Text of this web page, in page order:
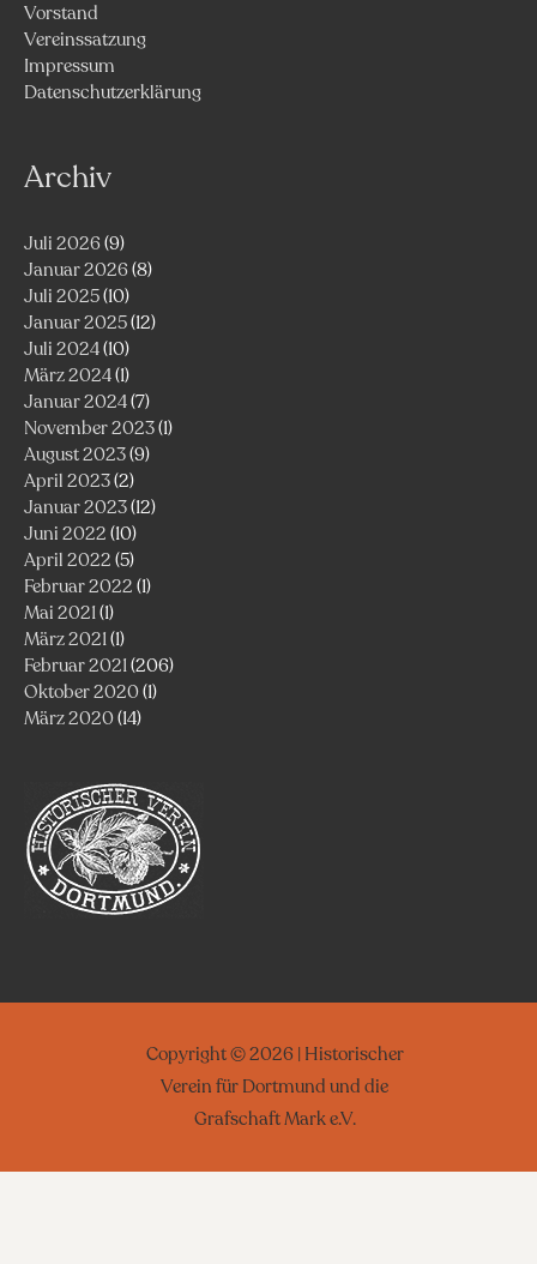
Vorstand
Vereinssatzung
Impressum
Datenschutzerklärung
Archiv
Juli 2026(9)
Januar 2026(8)
Juli 2025(10)
Januar 2025(12)
Juli 2024(10)
März 2024(1)
Januar 2024(7)
November 2023(1)
August 2023(9)
April 2023(2)
Januar 2023(12)
Juni 2022 (10)
April 2022 (5)
Februar 2022 (1)
Mai 2021(1)
März 2021(1)
Februar 2021(206)
Oktober 2020(1)
März 2020(14)
Copyright © 2026 | Historischer
Verein für Dortmund und die
Grafschaft Mark e.V.